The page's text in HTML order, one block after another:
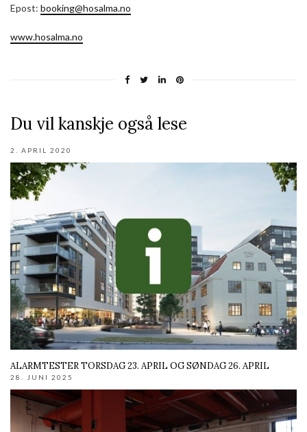
Epost: booking@hosalma.no
www.hosalma.no
Du vil kanskje også lese
2. APRIL 2020
ALARMTESTER TORSDAG 23. APRIL OG SØNDAG 26. APRIL
28. JUNI 2025